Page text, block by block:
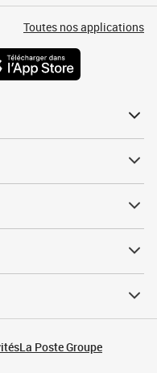
Toutes nos applications
La Poste Groupe